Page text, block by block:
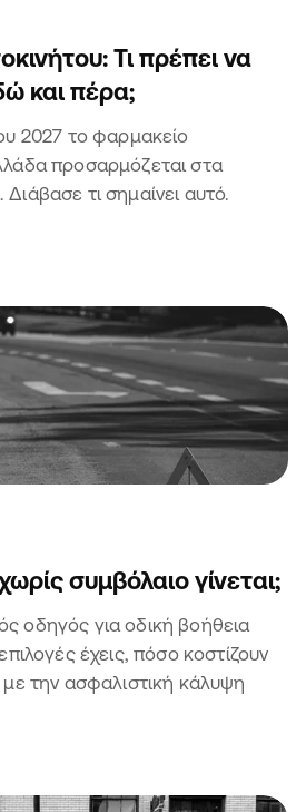
Τι πρέπει να
και πέρα;
2027 το φαρμακείο
προσαρμόζεται στα
τι σημαίνει αυτό.
συμβόλαιο γίνεται;
οδηγός για οδική βοήθεια
έχεις, πόσο κοστίζουν
με την ασφαλιστική κάλυψη